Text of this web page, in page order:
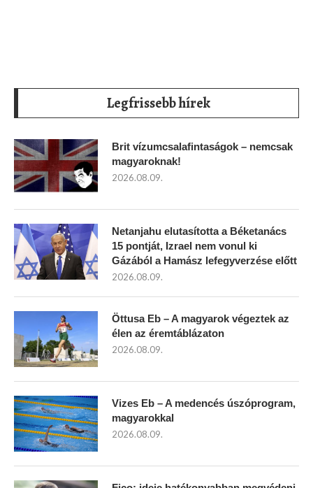
Legfrissebb hírek
Brit vízumcsalafintaságok – nemcsak
magyaroknak!
2026.08.09.
Netanjahu elutasította a Béketanács
15 pontját, Izrael nem vonul ki
Gázából a Hamász lefegyverzése előtt
2026.08.09.
Öttusa Eb – A magyarok végeztek az
élen az éremtáblázaton
2026.08.09.
Vizes Eb – A medencés úszóprogram,
magyarokkal
2026.08.09.